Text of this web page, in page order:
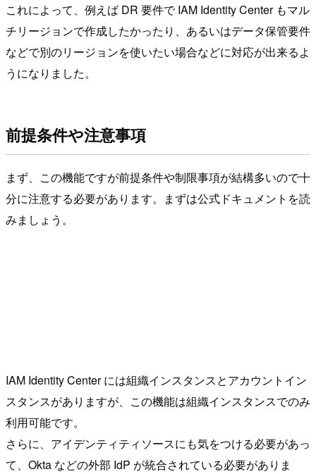
これによって、例えば DR 要件で IAM Identity Center もマル
チリージョンで作成したかったり、あるいはデータ保管要件
などで別のリージョンを使いたい場合などに対応が出来るよ
うになりました。
前提条件や注意事項
まず、この機能ですが前提条件や制限事項が結構多いので十
分に注意する必要があります。まずは公式ドキュメントを読
みましょう。
IAM Identity Center には組織インスタンスとアカウントイン
スタンスがありますが、この機能は組織インスタンスでのみ
利用可能です。
さらに、アイデンティティソースにも気をつける必要があっ
て、Okta などの外部 IdP が統合されている必要がありま